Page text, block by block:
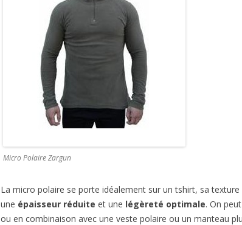
Micro Polaire Zargun
La micro polaire se porte idéalement sur un tshirt, sa texture
une épaisseur réduite et une légèreté optimale. On
ou en combinaison avec une veste polaire ou un manteau